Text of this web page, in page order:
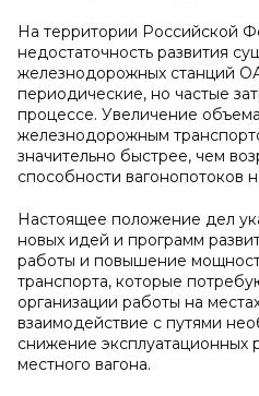
На территории Российской
недостаточность развития
железнодорожных станций
периодические, но частые
процессе. Увеличение
железнодорожным
значительно быстрее, чем
способности вагонопотоков
Настоящее положение дел
новых идей и программ
работы и повышение
транспорта, которые
организации работы на
взаимодействие с путями
снижение эксплуатационных
местного вагона.